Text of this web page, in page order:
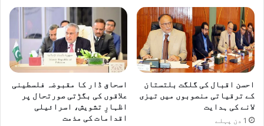
ا
ن
ے
پ
ر
و
ر
ر
ر
ک
ھ
ن
ے
ک
ا
ع
احسن اقبال کی گلگت بلتستان
کے ترقیاتی منصوبوں میں تیزی
لانے کی ہدایت
1 دن پہلے
اسحاق ڈار کا مقبوضہ فلسطینی
علاقوں کی بگڑتی صورتحال پر
اظہارِ تشویش، اسرائیلی
اقدامات کی مذمت